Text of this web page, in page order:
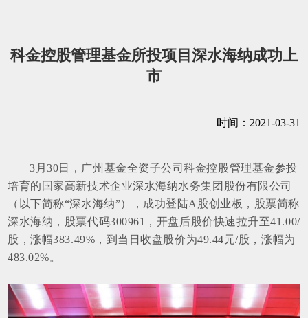
科金控股管理基金所投项目深水海纳成功上
市
时间：2021-03-31
3月30日，广州基金全资子公司科金控股管理基金参投
培育的国家高新技术企业深水海纳水务集团股份有限公司
（以下简称“深水海纳”），成功登陆A股创业板，股票简称
深水海纳，股票代码300961，开盘后股价快速拉升至41.00/
股，涨幅383.49%，到当日收盘股价为49.44元/股，涨幅为
483.02%。